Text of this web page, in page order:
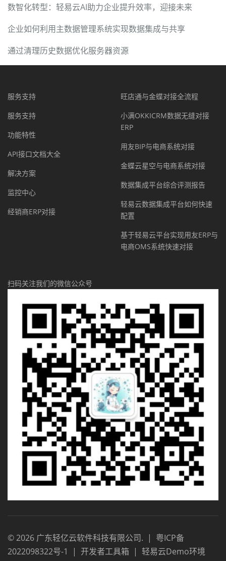
数智化转型：轻易云AI助力企业提升效率，迎接未来
企业如何利用主数据管理系统实现数据集成与共享
通过清理历史数据优化服务器资源
服务支持
服务支持
功能特性
API接口文档大全
解决方案
监控中心
经销商ERP对接
旺店通与金蝶对接全流程
小满OKKICRM数据无缝对接
ERP
用友BIP与电商系统对接
金蝶云星空与电商系统对接
数据集成平台综合评测报告
轻易云数据集成平台如何快速
配置
基于轻易云平台实现用友ERP与
电商OMS系统快速对接
扫码关注我们的微信公众号
©2026 广东轻亿云软件科技有限公司. | 粤ICP备
2022098322号-1
| 开发者工具箱 | 轻易云Demo环境